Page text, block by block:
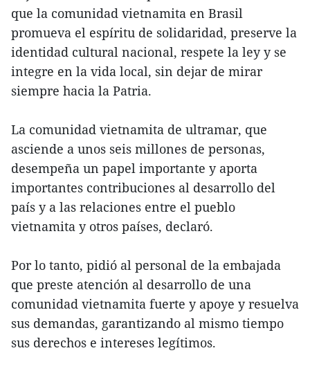
que la comunidad vietnamita en Brasil
promueva el espíritu de solidaridad, preserve la
identidad cultural nacional, respete la ley y se
integre en la vida local, sin dejar de mirar
siempre hacia la Patria.
La comunidad vietnamita de ultramar, que
asciende a unos seis millones de personas,
desempeña un papel importante y aporta
importantes contribuciones al desarrollo del
país y a las relaciones entre el pueblo
vietnamita y otros países, declaró.
Por lo tanto, pidió al personal de la embajada
que preste atención al desarrollo de una
comunidad vietnamita fuerte y apoye y resuelva
sus demandas, garantizando al mismo tiempo
sus derechos e intereses legítimos.